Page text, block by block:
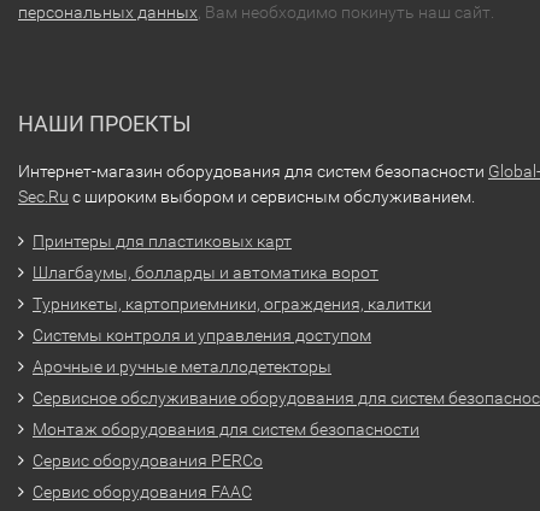
персональных данных , Вам необходимо покинуть наш сайт.
НАШИ ПРОЕКТЫ
Интернет-магазин оборудования для систем безопасности Global-
Sec.Ru с широким выбором и сервисным обслуживанием.
Принтеры для пластиковых карт
Шлагбаумы, болларды и автоматика ворот
Турникеты, картоприемники, ограждения, калитки
Системы контроля и управления доступом
Арочные и ручные металлодетекторы
Сервисное обслуживание оборудования для систем
Монтаж оборудования для систем безопасности
Сервис оборудования PERCo
Сервис оборудования FAAC